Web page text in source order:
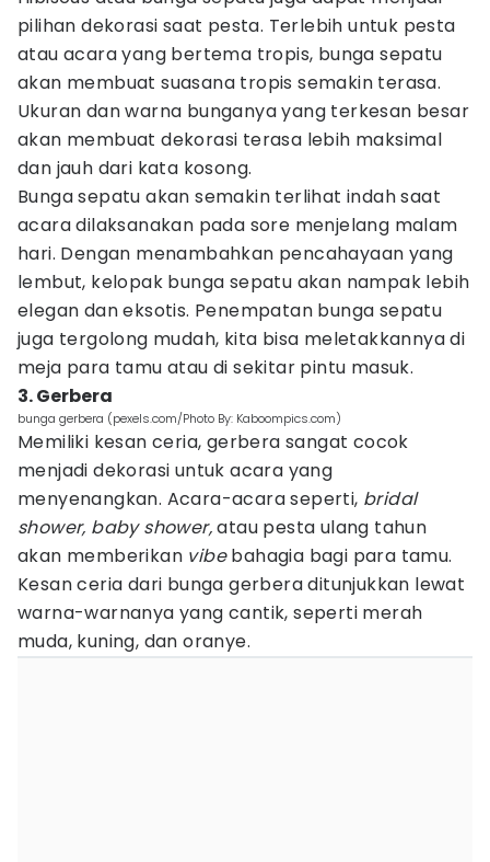
pilihan dekorasi saat pesta. Terlebih untuk pesta
atau acara yang bertema tropis, bunga sepatu
akan membuat suasana tropis semakin terasa.
Ukuran dan warna bunganya yang terkesan besar
akan membuat dekorasi terasa lebih maksimal
dan jauh dari kata kosong.
Bunga sepatu akan semakin terlihat indah saat
acara dilaksanakan pada sore menjelang malam
hari. Dengan menambahkan pencahayaan yang
lembut, kelopak bunga sepatu akan nampak lebih
elegan dan eksotis. Penempatan bunga sepatu
juga tergolong mudah, kita bisa meletakkannya di
meja para tamu atau di sekitar pintu masuk.
3. Gerbera
bunga gerbera (pexels.com/Photo By: Kaboompics.com)
Memiliki kesan ceria, gerbera sangat cocok
menjadi dekorasi untuk acara yang
menyenangkan. Acara-acara seperti, bridal
shower, baby shower,atau pesta ulang tahun
akan memberikan vibebahagia bagi para tamu.
Kesan ceria dari bunga gerbera ditunjukkan lewat
warna-warnanya yang cantik, seperti merah
muda, kuning, dan oranye.